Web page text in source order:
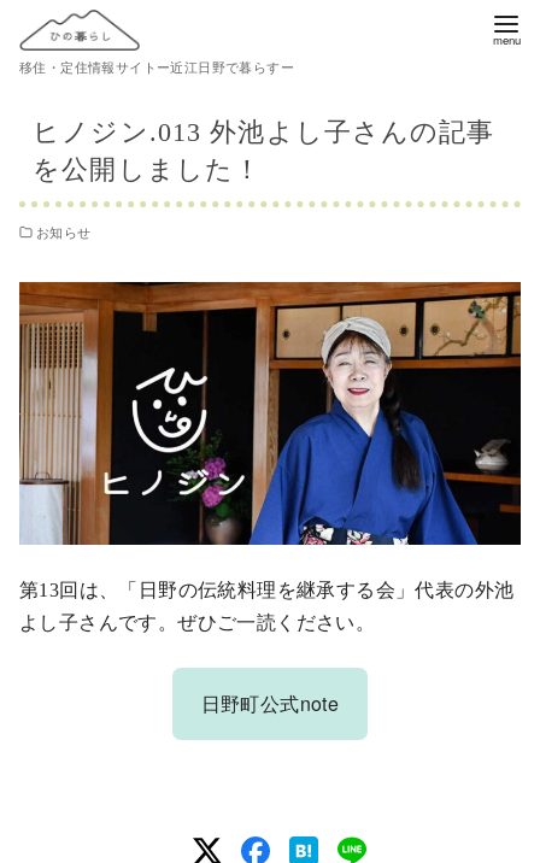
移住・定住情報サイトー近江日野で暮らすー
ヒノジン.013 外池よし子さんの記事
を公開しました！
お知らせ
第13回は、「日野の伝統料理を継承する会」代表の外池
よし子さんです。ぜひご一読ください。
日野町公式note